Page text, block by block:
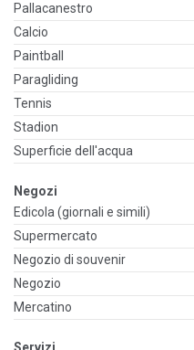
Pallacanestro
Calcio
Paintball
Paragliding
Tennis
Stadion
Superficie dell'acqua
Negozi
Edicola (giornali e simili)
Supermercato
Negozio di souvenir
Negozio
Mercatino